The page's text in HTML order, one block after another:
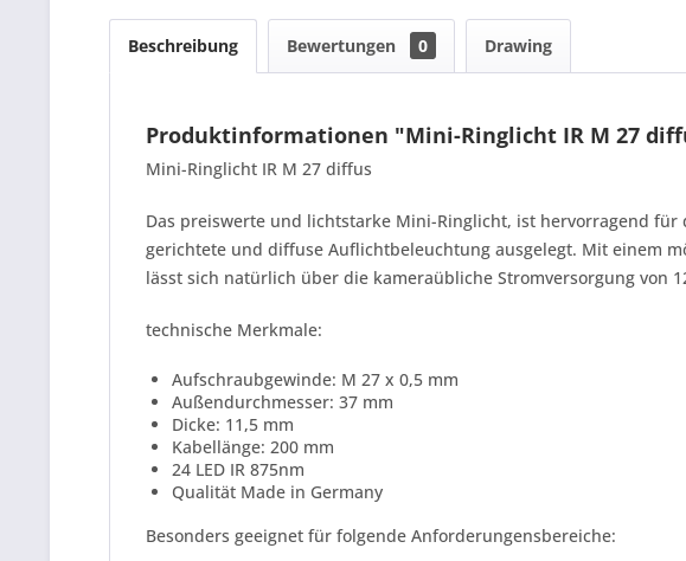
Beschreibung Bewertungen 0 Drawing
Produktinformationen "Mini-Ringlicht IR M 27
Mini-Ringlicht IR M 27 diffus
Das preiswerte und lichtstarke Mini-Ringlicht, ist hervorragend
gerichtete und diffuse Auflichtbeleuchtung ausgelegt. Mit einem
lässt sich natürlich über die kameraübliche Stromversorgung von
technische Merkmale:
Aufschraubgewinde: M 27 x 0,5 mm
Außendurchmesser: 37 mm
Dicke: 11,5 mm
Kabellänge: 200 mm
24 LED IR 875nm
Qualität Made in Germany
Besonders geeignet für folgende Anforderungensbereiche: